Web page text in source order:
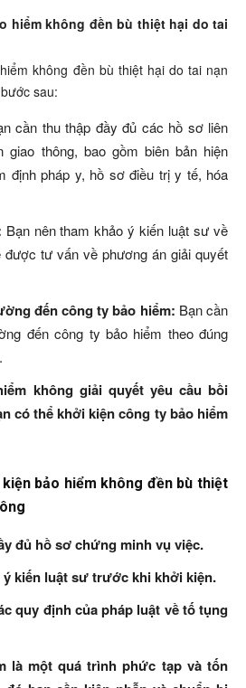
hiểm không đền bù thiệt hại do tai
không đền bù thiệt hại do tai nạn
sau:
cần thu thập đầy đủ các hồ sơ liên
giao thông, bao gồm biên bản hiện
định pháp y, hồ sơ điều trị y tế, hóa
Bạn nên tham khảo ý kiến luật sư về
tư vấn về phương án giải quyết
đến công ty bảo hiểm: Bạn cần
đến công ty bảo hiểm theo đúng
không giải quyết yêu cầu bồi
có thể khởi kiện công ty bảo hiểm
bảo hiểm không đền bù thiệt
đủ hồ sơ chứng minh vụ việc.
ý kiến luật sư trước khi khởi kiện.
quy định của pháp luật về tố tụng
là một quá trình phức tạp và tốn